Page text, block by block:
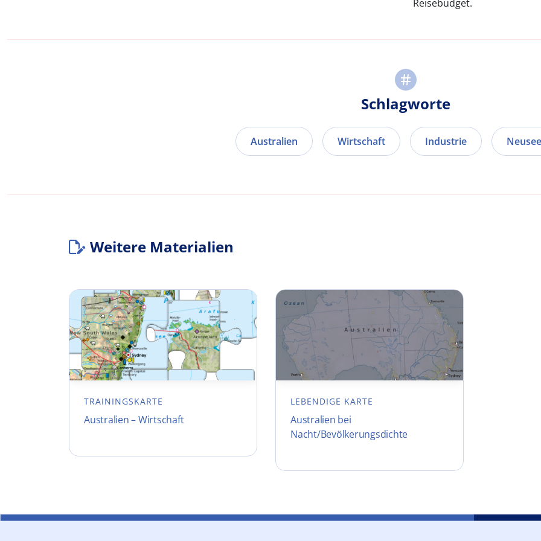
Reisebudget.
Schlagworte
Australien Wirtschaft Industrie
Weitere Materialien
TRAININGSKARTE
Australien – Wirtschaft
LEBENDIGE KARTE
Australien bei
Nacht/Bevölkerungsdichte